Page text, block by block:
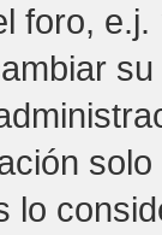
foro,
lo